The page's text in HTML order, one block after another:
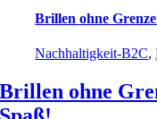
Brillen ohne
Nachhaltigkeit-B2C,
Brillen ohne